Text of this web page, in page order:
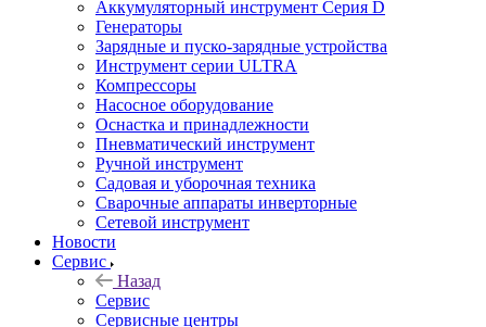
Аккумуляторный инструмент Серия D
Генераторы
Зарядные и пуско-зарядные устройства
Инструмент серии ULTRA
Компрессоры
Насосное оборудование
Оснастка и принадлежности
Пневматический инструмент
Ручной инструмент
Садовая и уборочная техника
Сварочные аппараты инверторные
Сетевой инструмент
Новости
Сервис
Назад
Сервис
Сервисные центры